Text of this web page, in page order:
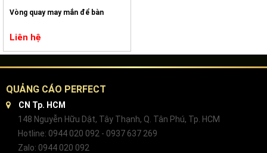
Vòng quay may mắn để bàn
Liên hệ
QUẢNG CÁO PERFECT
CN Tp. HCM
148 Nguyễn Hữu Dật, Tây Thạnh, Q. Tân Phú, Tp. HCM
Hotline: 0944 020 092 - 0937 637 269
Zalo: 0944 020 092